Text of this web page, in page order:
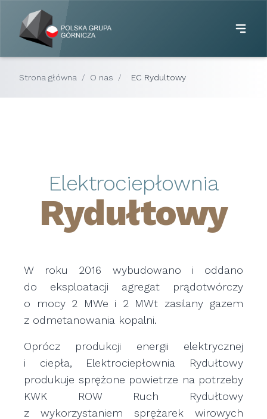
Strona główna / O nas / EC Rydultowy
Elektrociepłownia
Rydułtowy
W roku 2016 wybudowano i oddano
do eksploatacji agregat prądotwórczy
o mocy 2 MWe i 2 MWt zasilany gazem
z odmetanowania kopalni.
Oprócz produkcji energii elektrycznej
i ciepła, Elektrociepłownia Rydułtowy
produkuje sprężone powietrze na potrzeby
KWK ROW Ruch Rydułtowy
z wykorzystaniem sprężarek wirowych